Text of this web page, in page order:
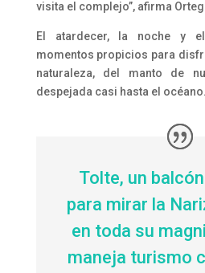
visita el complejo”, afirma
El atardecer, la noche y
momentos propicios para
naturaleza, del manto de
despejada casi hasta el océano.
Tolte, un
para mirar la
en toda su
maneja turismo